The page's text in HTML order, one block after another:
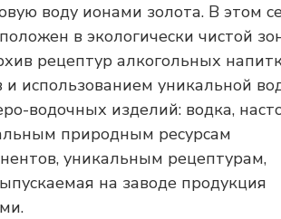
воду ионами золота. В этом
в экологически чистой
рецептур алкогольных
использованием уникальной
водочных изделий: водка,
природным ресурсам
уникальным рецептурам,
на заводе продукция